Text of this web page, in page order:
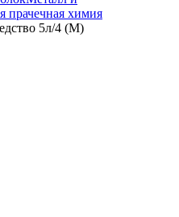
прачечная химия
5л/4 (М)